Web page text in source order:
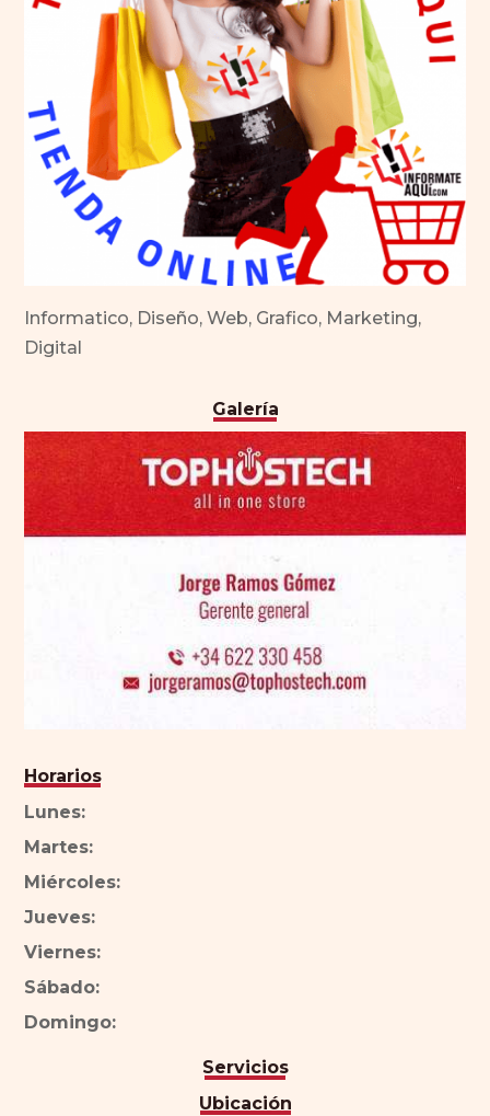
Informatico, Diseño, Web, Grafico, Marketing,
Digital
Galería
Horarios
Lunes:
Martes:
Miércoles:
Jueves:
Viernes:
Sábado:
Domingo:
Servicios
Ubicación